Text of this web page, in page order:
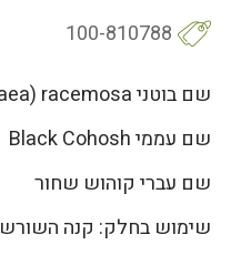
100-810788
שם בוטני Cimicifuga (Actaea) racemosa
שם עממי Black Cohosh
שם עברי קוהוש שחור
שימוש בחלק: קנה השורש